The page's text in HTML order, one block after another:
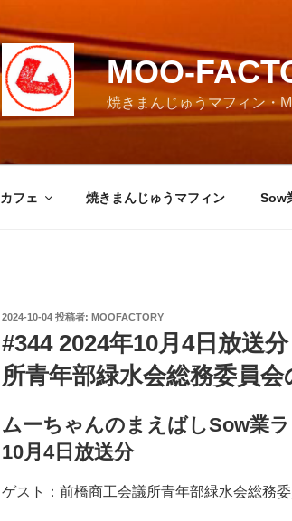
MOO-
焼きまんじゅうマフィン・
カフェ 焼きまんじゅうマフィン Sow
投
日:
2024-10-04 投稿者: MOOFACTORY
#344 2024年10月4日放送
所青年部緑水会総務委員会
ムーちゃんのまえばしSow業
10月4日放送分
ゲスト：前橋商工会議所青年部緑水会総務